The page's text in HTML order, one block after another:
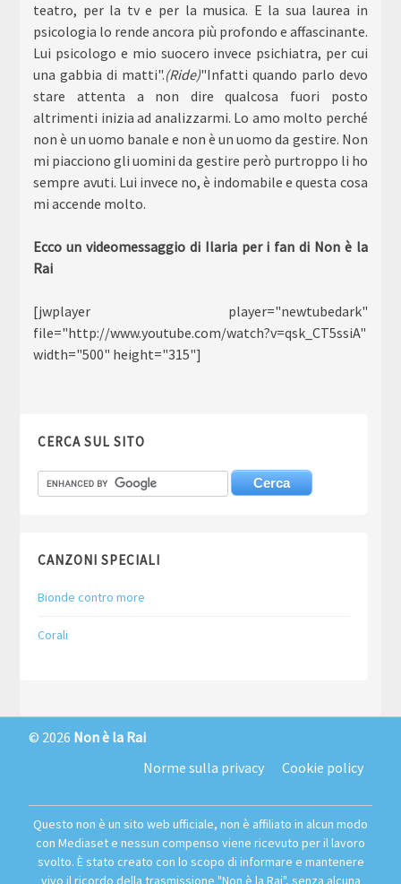
teatro, per la tv e per la musica. E la sua laurea in
psicologia lo rende ancora più profondo e affascinante.
Lui psicologo e mio suocero invece psichiatra, per cui
una gabbia di matti".(Ride)"Infatti quando parlo devo
stare attenta a non dire qualcosa fuori posto
altrimenti inizia ad analizzarmi. Lo amo molto perché
non è un uomo banale e non è un uomo da gestire. Non
mi piacciono gli uomini da gestire però purtroppo li ho
sempre avuti. Lui invece no, è indomabile e questa cosa
mi accende molto.
Ecco un videomessaggio di Ilaria per i fan di Non è la
Rai
[jwplayer player="newtubedark"
file="http://www.youtube.com/watch?v=qsk_CT5ssiA"
width="500" height="315"]
CERCA SUL SITO
CANZONI SPECIALI
Bionde contro more
Corali
© 2026 Non è la Rai
Norme sulla privacy
Cookie policy
Questo non è un sito web ufficiale, non è affiliato in alcun modo
con Mediaset e nessun compenso viene ricevuto per il lavoro
svolto. È stato creato con lo scopo di informare e mantenere
vivo il ricordo della trasmissione "Non è la Rai", senza alcuna